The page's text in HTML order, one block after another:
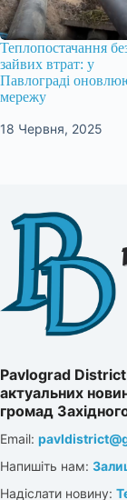
Теплопостачання
зайвих втрат: у
Павлограді
мережу
18 Червня, 2025
Pavlograd
актуальних
громад
Email:
Напишіть нам:
Надіслати новину: